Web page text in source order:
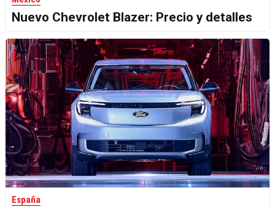
Nuevo Chevrolet Blazer: Precio y detalles
España